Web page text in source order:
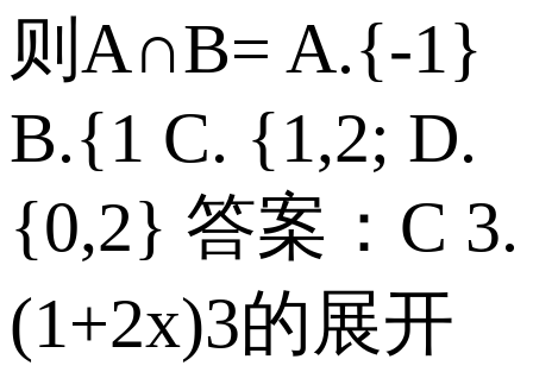
则A∩B= A.{-1}
B.{1 C. {1,2; D.
{0,2} 答案：C 3.
(1+2x)3的展开